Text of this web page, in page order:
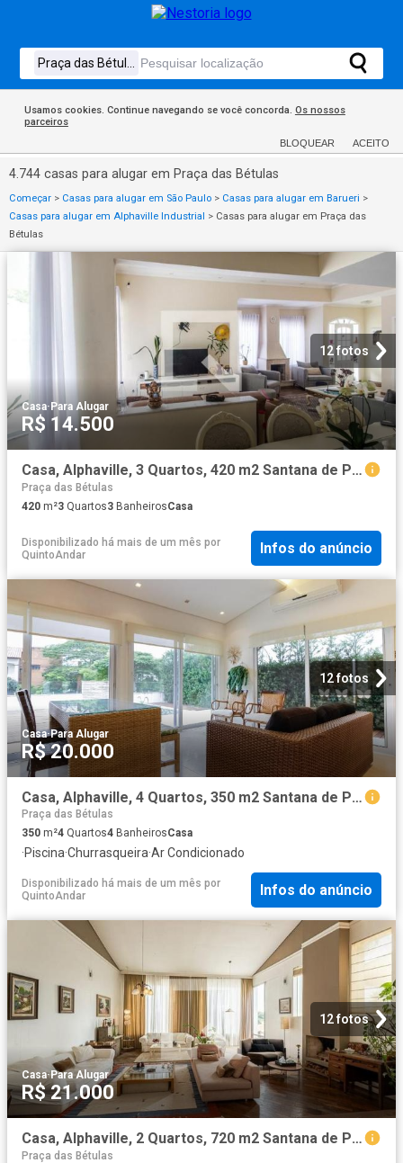
Usamos cookies. Continue navegando se você concorda. Os nossos
parceiros
BLOQUEAR ACEITO
4.744 casas para alugar em Praça das Bétulas
Começar > Casas para alugar em São Paulo > Casas para alugar em Barueri >
Casas para alugar em Alphaville Industrial > Casas para alugar em Praça das
Bétulas
12 fotos
Casa· Para Alugar
R$ 14.500
Casa, Alphaville, 3 Quartos, 420 m2 Santana de Parnaíba
Praça das Bétulas
420 m²3 Quartos3 BanheirosCasa
Disponibilizado há mais de um mês por
QuintoAndar
Infos do anúncio
12 fotos
Casa·Para Alugar
R$ 20.000
Casa, Alphaville, 4 Quartos, 350 m2 Santana de Parnaíba
Praça das Bétulas
350 m²4 Quartos4 BanheirosCasa
·Piscina·Churrasqueira·Ar Condicionado
Disponibilizado há mais de um mês por
QuintoAndar
Infos do anúncio
12 fotos
Casa·Para Alugar
R$ 21.000
Casa, Alphaville, 2 Quartos, 720 m2 Santana de Parnaíba
Praça das Bétulas